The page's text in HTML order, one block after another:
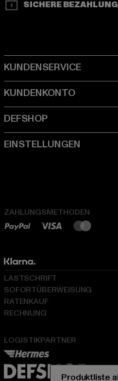
SICHERE BEZAHLUNG
ZAHLUNGSMETHODEN
LOGISTIKPARTNER
LASTSCHRIFT
SOFORTÜBERWEISUNG
RATENKAUF
RECHNUNG